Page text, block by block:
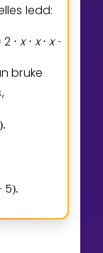
ledd:
2 ⋅ x ⋅ x ⋅ x −
bruke
).
5).